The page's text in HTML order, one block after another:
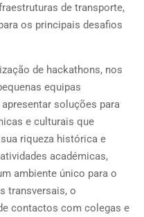
de transporte,
os principais desafios
de hackathons, nos
equipas
soluções para
e culturais que
riqueza histórica e
académicas,
ambiente único para o
transversais, o
contactos com colegas e